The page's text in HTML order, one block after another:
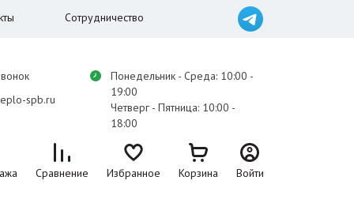
Сотрудничество
spb.ru
Понедельник - Среда: 10:00 -
19:00
Четверг - Пятница: 10:00 -
18:00
Сравнение Избранное Корзина Войти